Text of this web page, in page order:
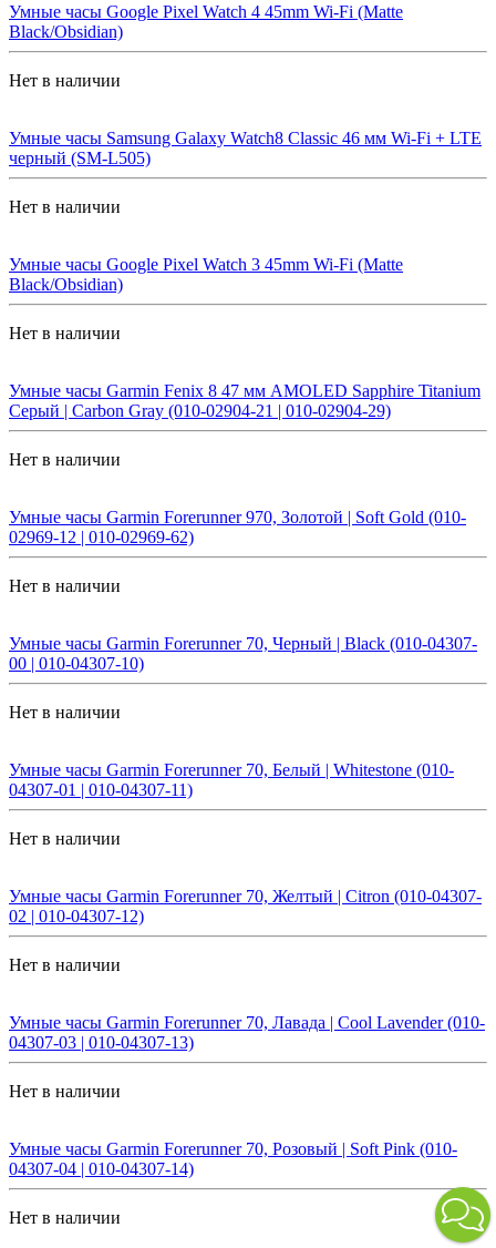
Умные часы Google Pixel Watch 4 45mm Wi-Fi (Matte
Black/Obsidian)
Нет в наличии
Умные часы Samsung Galaxy Watch8 Classic 46 мм Wi-Fi + LTE
черный (SM-L505)
Нет в наличии
Умные часы Google Pixel Watch 3 45mm Wi-Fi (Matte
Black/Obsidian)
Нет в наличии
Умные часы Garmin Fenix 8 47 мм AMOLED Sapphire Titanium
Серый | Carbon Gray (010-02904-21 | 010-02904-29)
Нет в наличии
Умные часы Garmin Forerunner 970, Золотой | Soft Gold (010-
02969-12 | 010-02969-62)
Нет в наличии
Умные часы Garmin Forerunner 70, Черный | Black (010-04307-
00 | 010-04307-10)
Нет в наличии
Умные часы Garmin Forerunner 70, Белый | Whitestone (010-
04307-01 | 010-04307-11)
Нет в наличии
Умные часы Garmin Forerunner 70, Желтый | Citron (010-04307-
02 | 010-04307-12)
Нет в наличии
Умные часы Garmin Forerunner 70, Лавада | Cool Lavender (010-
04307-03 | 010-04307-13)
Нет в наличии
Умные часы Garmin Forerunner 70, Розовый | Soft Pink (010-
04307-04 | 010-04307-14)
Нет в наличии